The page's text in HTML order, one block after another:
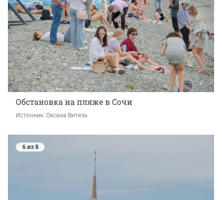
Обстановка на пляже в Сочи
Источник: Оксана Витязь
6 из 8